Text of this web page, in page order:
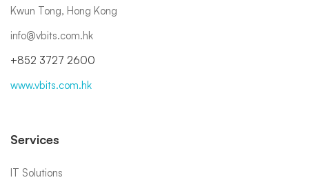
Kwun Tong, Hong Kong
info@vbits.com.hk
+852 3727 2600
www.vbits.com.hk
Services
IT Solutions